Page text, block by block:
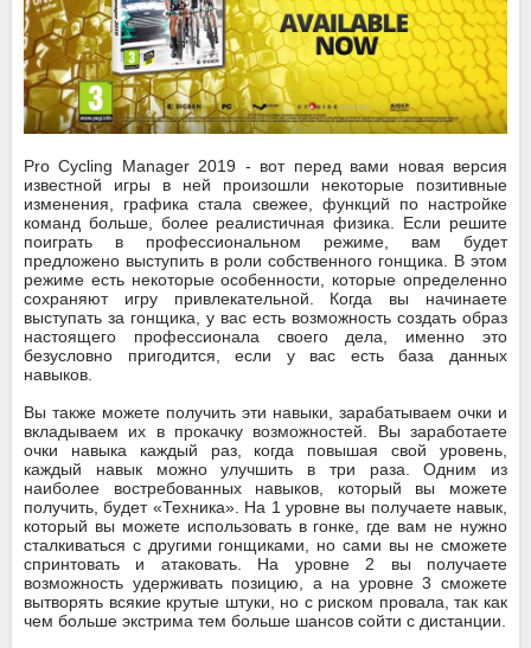
Pro Cycling Manager 2019 - вот перед вами новая версия
известной игры в ней произошли некоторые позитивные
изменения, графика стала свежее, функций по настройке
команд больше, более реалистичная физика. Если решите
поиграть в профессиональном режиме, вам будет
предложено выступить в роли собственного гонщика. В этом
режиме есть некоторые особенности, которые определенно
сохраняют игру привлекательной. Когда вы начинаете
выступать за гонщика, у вас есть возможность создать образ
настоящего профессионала своего дела, именно это
безусловно пригодится, если у вас есть база данных
навыков.
Вы также можете получить эти навыки, зарабатываем очки и
вкладываем их в прокачку возможностей. Вы заработаете
очки навыка каждый раз, когда повышая свой уровень,
каждый навык можно улучшить в три раза. Одним из
наиболее востребованных навыков, который вы можете
получить, будет «Техника». На 1 уровне вы получаете навык,
который вы можете использовать в гонке, где вам не нужно
сталкиваться с другими гонщиками, но сами вы не сможете
спринтовать и атаковать. На уровне 2 вы получаете
возможность удерживать позицию, а на уровне 3 сможете
вытворять всякие крутые штуки, но с риском провала, так как
чем больше экстрима тем больше шансов сойти с дистанции.